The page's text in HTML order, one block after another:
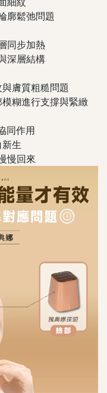
廓鬆弛問題
同步加熱
深層結構
膚質粗糙問題
糊進行支撐與緊緻
同作用
生
慢回來